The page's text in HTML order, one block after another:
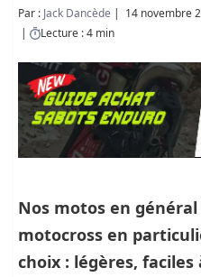
Par : Jack Dancède 14 novembre
Lecture : 4 min
Nos motos en
motocross en
choix : légères, faciles